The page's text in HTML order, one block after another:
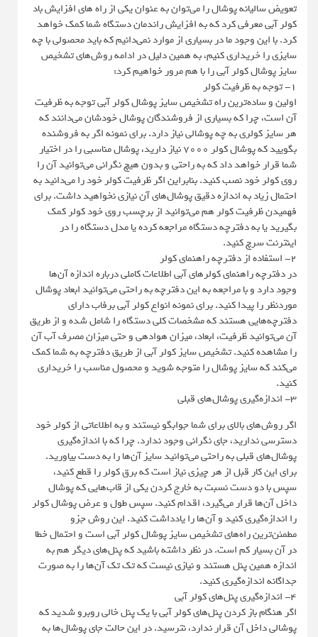
تعویض سالیانه پوشال را می‌توان به عنوان یکی از راه های افزایش باد
کولر آبی معرفی کرد که به افزایش راندمان دستگاه شما کمک خواهد
کرد. با این وجود ما در بسیاری از موارد نمی‌دانیم که باید محصولی با چه
سایزی را خریداری کنیم، به همین دلیل در ادامه روش‌های تشخیص
سایز پوشال کولر آبی را با هم مرور خواهیم کرد:
1- توجه به ظرفیت کولر
اولین و ساده‌ترین راه تشخیص سایز پوشال کولر آبی توجه به ظرفیت
آن است، چرا که بسیاری از فروشندگان پوشال خودشان می‌دانند که
هر سایز کولری به چه پوشالی نیاز دارد. برای نمونه اگر به فروشنده
بگویید که پوشال کولر 7000 نیاز دارید، پوشال مناسبی را در اختیار
شما قرار خواهد داد که به راحتی و بدون هیچ نگرانی می‌توانید آن را
روی کولر خود نصب کنید. بنابراین اگر ظرفیت کولر خود را می‌دانید به
احتمال زیاد به اندازه دقیق پوشال‌های آن نیازی نخواهید داشت. برای
فهمیدن ظرفیت کولر هم می‌توانید از برچسب روی خود کولر کمک
بگیرید یا به دفترچه دستگاه مراجعه کرده یا مدل دستگاه را در
اینترنت سرچ کنید.
2- استفاده از دفترچه راهنمای کولر
در دفترچه راهنمای کولرهای آبی اطلاعات کاملی درباره اندازه آن‌ها
وجود دارد و با مراجعه به این دفترچه به راحتی می‌توانید ابعاد پوشال
مورد‌نظر را پیدا کنید. برای نمونه انواع کولر آبی برفاب دارای
دفترچه‌هایی هستند که مشخصات کلی دستگاه را شامل شده و از طریق
آن می‌توانید ظرفیت، ابعاد، میزان هوادهی و حتی میزان مصرف آب آن
را مشاهده کنید. تشخیص سایز کولر آبی از طریق دفترچه به شما کمک
می‌کند که سایز پوشال را متوجه شوید و محصول مناسب را خریداری
کنید.
3- اندازه‌گیری پوشال‌های قبلی
اگر روش‌های بالای برای شما جوابگو نیستند و به اطلاعاتی از کولر خود
دسترسی ندارید، جای نگرانی وجود ندارد. چرا که با اندازه‌گیری
پوشال‌های قبلی به راحتی می‌توانید سایز آن‌ها را به دست بیاورید.
برای این کار قبل از هر چیزی نیاز است که برق کولر را قطع کنید،
سپس با دو دست نسبت به خارج کردن یکی از قاب‌هایی که پوشال
داخل آن‌ها قرار می‌گیرد، اقدام کنید. سپس طول و عرض پوشال کولر
را اندازه‌گیری کنید و آن‌ها را یادداشت کنید. این روش جزو
مطمئن‌ترین راه‌های تشخیص سایز پوشال کولر آبی است و احتمال خطا
در آن بسیار کم است. در نظر داشته باشید که پنل‌های دیگر هم به
اندازه همین پنل هستند و نیازی نیست که تک تک آن‌ها را به صورت
جداگانه اندازه‌گیری کنید.
4- اندازه‌گیری پنل‌های کولر آبی
اگر هنگام باز کردن پنل‌های کولر آبی با یک پنل خالی روبرو شدید که
پوشالی داخل آن قرار ندارد، نترسید. در این حالت جای پوشال‌ها به